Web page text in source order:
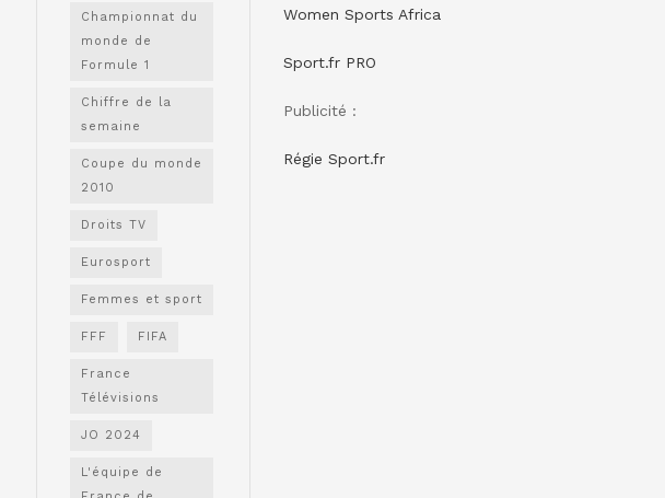
Championnat du
monde de
Formule 1
Chiffre de la
semaine
Coupe du monde
2010
Droits TV
Eurosport
Femmes et sport
FFF FIFA
France
Télévisions
JO 2024
L'équipe de
Women Sports Africa
Sport.fr PRO
Publicité :
Régie Sport.fr